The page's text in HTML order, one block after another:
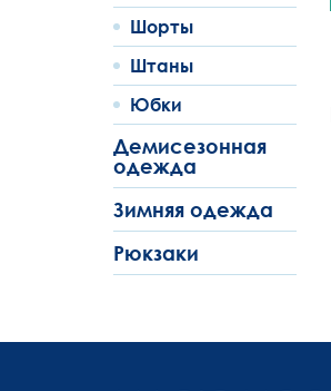
Шорты
Штаны
Юбки
Демисезонная
одежда
Зимняя одежда
Рюкзаки